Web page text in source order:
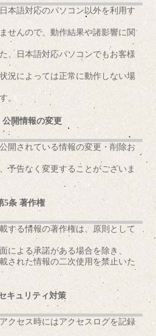
本語対応のパソコン以外を利用す
せんので、動作結果や諸影響に関
、日本語対応パソコンでもお客様
況によっては正常に動作しない場
。
公開情報の変更
開されている情報の変更・削除お
予告なく変更することがございま
5条 著作権
する情報の著作権は、原則として
による承諾がある場合を除き、
された情報の二次使用を禁止いた
キュリティ対策
クセス時にはアクセスログを記録